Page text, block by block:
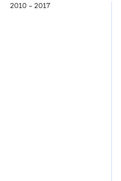
2010 – 2017